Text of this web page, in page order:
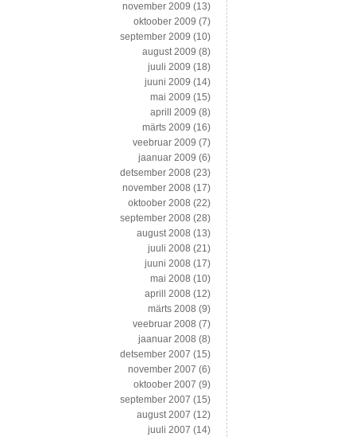
november 2009 (13)
oktoober 2009 (7)
september 2009 (10)
august 2009 (8)
juuli 2009 (18)
juuni 2009 (14)
mai 2009 (15)
aprill 2009 (8)
märts 2009 (16)
veebruar 2009 (7)
jaanuar 2009 (6)
detsember 2008 (23)
november 2008 (17)
oktoober 2008 (22)
september 2008 (28)
august 2008 (13)
juuli 2008 (21)
juuni 2008 (17)
mai 2008 (10)
aprill 2008 (12)
märts 2008 (9)
veebruar 2008 (7)
jaanuar 2008 (8)
detsember 2007 (15)
november 2007 (6)
oktoober 2007 (9)
september 2007 (15)
august 2007 (12)
juuli 2007 (14)